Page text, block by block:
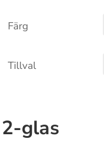
Färg
Tillval
2-glas